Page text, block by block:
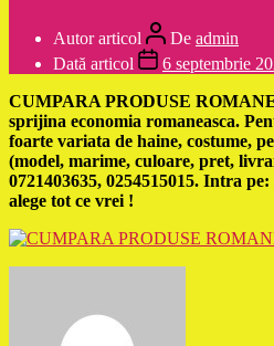
Autor articol De admin
Dată articol
6 septembrie
CUMPARA PRODUSE
sprijina economia romaneasca.
foarte variata de haine, costume,
(model, marime, culoare, pret,
0721403635, 0254515015. Intra pe:
alege tot ce vrei !